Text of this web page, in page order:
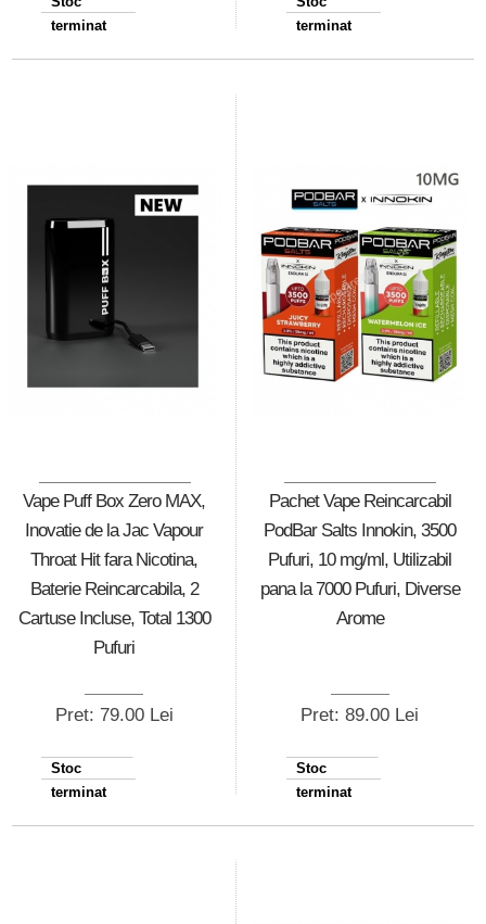
terminat
terminat
Vape Puff Box Zero MAX,
Inovatie de la Jac Vapour
Throat Hit fara Nicotina,
Baterie Reincarcabila, 2
Cartuse Incluse, Total 1300
Pufuri
Pret: 79.00 Lei
Stoc
terminat
Pachet Vape Reincarcabil
PodBar Salts Innokin, 3500
Pufuri, 10 mg/ml, Utilizabil
pana la 7000 Pufuri, Diverse
Arome
Pret: 89.00 Lei
Stoc
terminat